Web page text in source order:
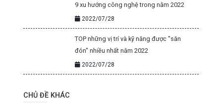
9 xu hướng công nghệ trong năm 2022
2022/07/28
TOP những vị trí và kỹ năng được "săn
đón" nhiều nhất năm 2022
2022/07/28
CHỦ ĐỀ KHÁC